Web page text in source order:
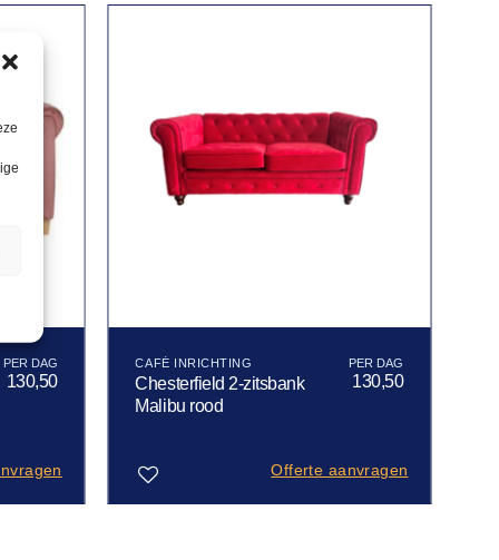
130,50
CAFÉ INRICHTING
Chesterfield 2-zitsbank
Malibu rood
130,50
Offerte aanvragen